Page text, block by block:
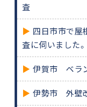
査
四日市市で屋
査に伺いました。
伊賀市 ベラ
伊勢市 外壁